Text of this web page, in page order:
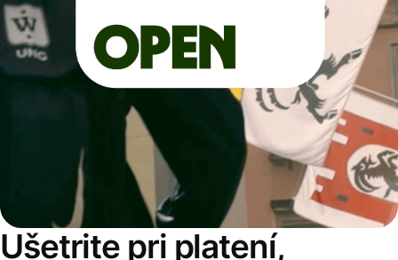
Ušetrite pri platení,